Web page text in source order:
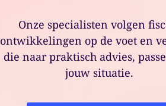
Onze specialisten volgen
ontwikkelingen op de voet en
die naar praktisch advies,
jouw situatie.